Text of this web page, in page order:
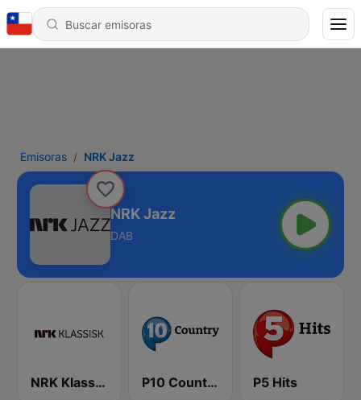
Emisoras NRK Jazz
NRK Jazz
DAB
NRK Klassisk P10 Country P5 Hits